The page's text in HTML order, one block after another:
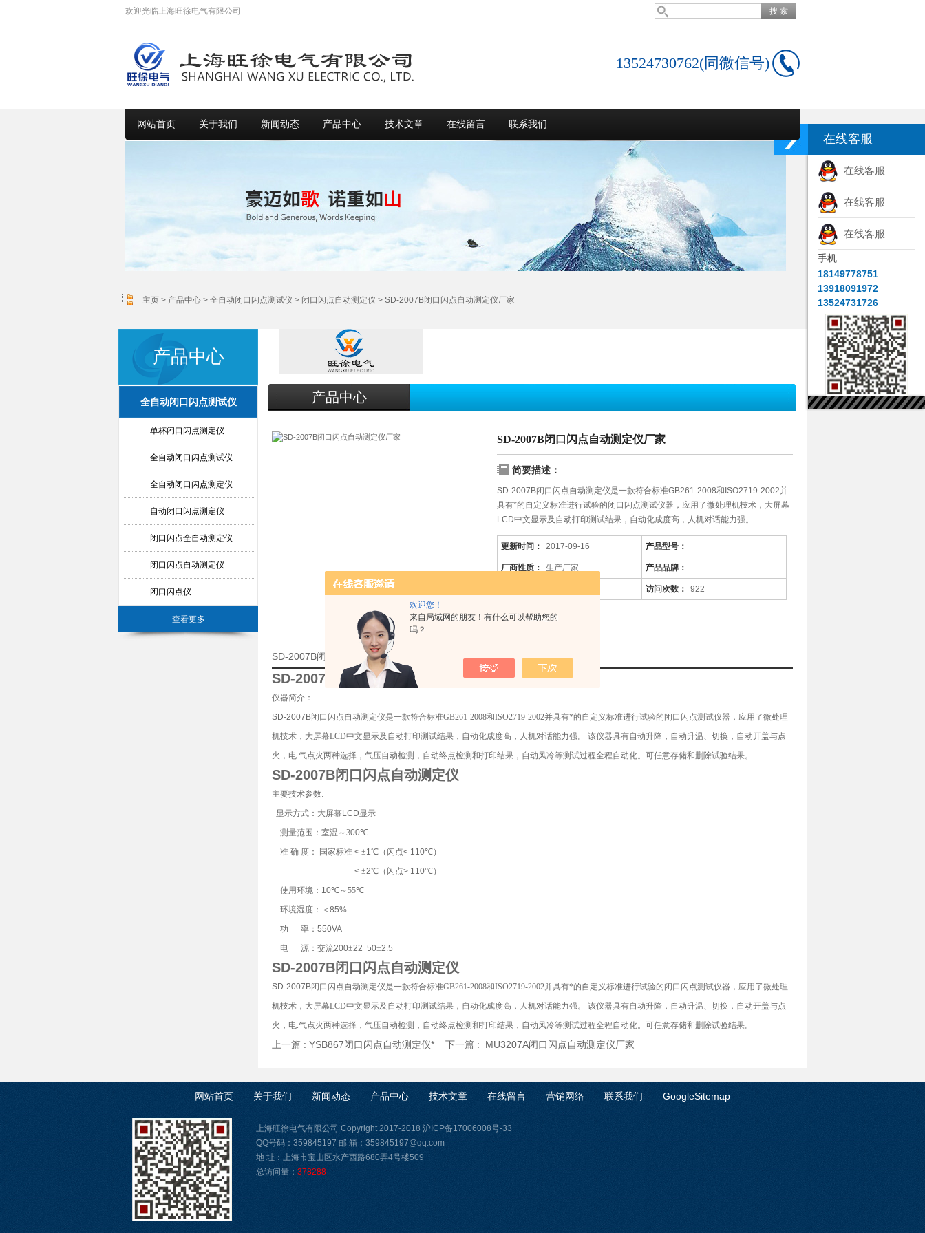
欢迎您！
来自局域网的朋友！有什么可以帮助您的
吗？
欢迎光临上海旺徐电气有限公司
13524730762(同微信号)
网站首页 关于我们 新闻动态 产品中心 技术文章 在线留言 联系我们
主页 > 产品中心 > 全自动闭口闪点测试仪 > 闭口闪点自动测定仪 > SD-2007B闭口闪点自动测定仪厂家
产品中心
全自动闭口闪点测试仪
单杯闭口闪点测定仪
全自动闭口闪点测试仪
全自动闭口闪点测定仪
自动闭口闪点测定仪
闭口闪点全自动测定仪
闭口闪点自动测定仪
闭口闪点仪
查看更多
产品中心
SD-2007B闭口闪点自动测定仪厂家
简要描述：
SD-2007B闭口闪点自动测定仪是一款符合标准GB261-2008和ISO2719-2002并
具有*的自定义标准进行试验的闭口闪点测试仪器，应用了微处理机技术，大屏幕
LCD中文显示及自动打印测试结果，自动化成度高，人机对话能力强。
更新时间： 2017-09-16 产品型号：
厂商性质： 生产厂家 产品品牌：
访问次数： 922
SD-2007B闭口闪点自动测定仪厂家的详细资料：
SD-2007B闭口闪点自动测定仪
仪器简介：
SD-2007B闭口闪点自动测定仪是一款符合标准GB261-2008和ISO2719-2002并具有*的自定义标准进行试验的闭口闪点测试仪器， 应用了微处理
机技术，大屏幕LCD中文显示及自动打印测试结果，自动化成度高，人机对话能力强。 该仪器具有自动升降，自动升温、切换，自动开盖与点
火，电.气点火两种选择，气压自动检测，自动终点检测和打印结果，自动风冷等测试过程全程自动化。可任意存储和删除试验结果。
SD-2007B闭口闪点自动测定仪
主要技术参数:
显示方式：大屏幕 LCD显示
测量范围： 室温 ～300℃
准 确 度： 国家标准 < ±1℃ （闪点< 110℃）
< ±2℃ （闪点> 110℃）
使用环境： 10℃～55℃
环境湿度：＜ 85%
功
率： 550VA
电
源：交流200±22 50±2.5
SD-2007B闭口闪点自动测定仪
SD-2007B闭口闪点自动测定仪是一款符合标准GB261-2008和ISO2719-2002并具有*的自定义标准进行试验的闭口闪点测试仪器， 应用了微处理
机技术，大屏幕LCD中文显示及自动打印测试结果，自动化成度高，人机对话能力强。 该仪器具有自动升降，自动升温、切换，自动开盖与点
火，电.气点火两种选择，气压自动检测，自动终点检测和打印结果，自动风冷等测试过程全程自动化。可任意存储和删除试验结果。
上一篇 : YSB867闭口闪点自动测定仪* 下一篇 : MU3207A闭口闪点自动测定仪厂家
网站首页 关于我们 新闻动态 产品中心 技术文章 在线留言 营销网络 联系我们 GoogleSitemap
上海旺徐电气有限公司 Copyright 2017-2018 沪ICP备17006008号-33
QQ号码：359845197 邮 箱：359845197@qq.com
地 址：上海市宝山区水产西路680弄4号楼509
总访问量： 378288
在线客服
在线客服
在线客服
在线客服
手机
18149778751
13918091972
13524731726